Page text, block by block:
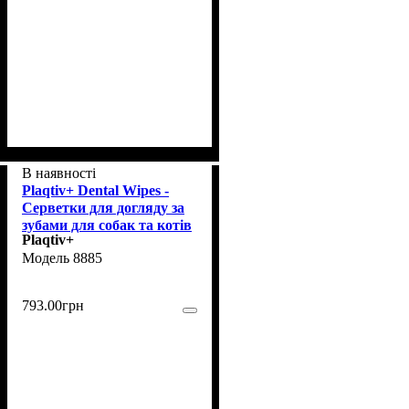
В наявності
Plaqtiv+ Dental Wipes -
Серветки для догляду за
зубами для собак та котів
64 шт (8885)
Plaqtiv+
8885
793.00грн